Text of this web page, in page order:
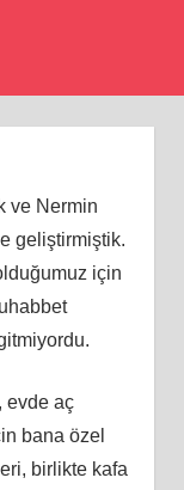
ve Nermin
geliştirmiştik.
için
evde aç
bana özel
birlikte kafa